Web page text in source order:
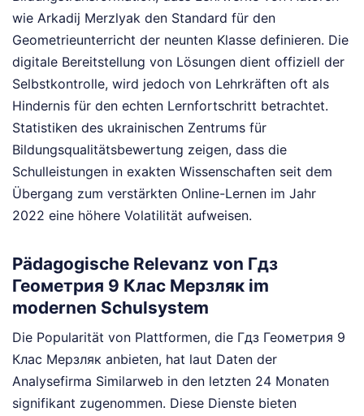
wie Arkadij Merzlyak den Standard für den
Geometrieunterricht der neunten Klasse definieren. Die
digitale Bereitstellung von Lösungen dient offiziell der
Selbstkontrolle, wird jedoch von Lehrkräften oft als
Hindernis für den echten Lernfortschritt betrachtet.
Statistiken des ukrainischen Zentrums für
Bildungsqualitätsbewertung zeigen, dass die
Schulleistungen in exakten Wissenschaften seit dem
Übergang zum verstärkten Online-Lernen im Jahr
2022 eine höhere Volatilität aufweisen.
Pädagogische Relevanz von Гдз
Геометрия 9 Клас Мерзляк im
modernen Schulsystem
Die Popularität von Plattformen, die Гдз Геометрия 9
Клас Мерзляк anbieten, hat laut Daten der
Analysefirma Similarweb in den letzten 24 Monaten
signifikant zugenommen. Diese Dienste bieten